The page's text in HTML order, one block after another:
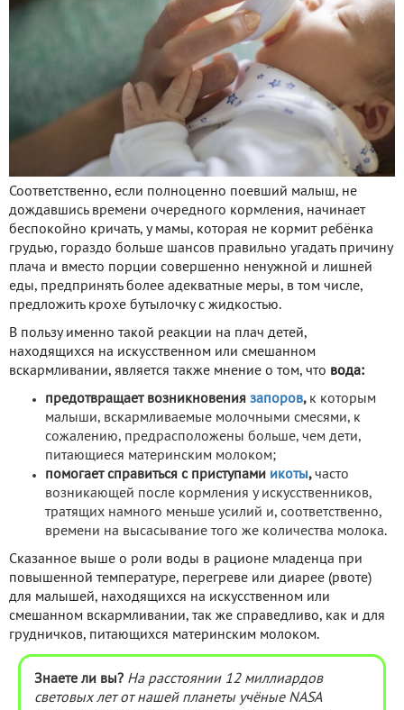
Соответственно, если полноценно поевший малыш, не
дождавшись времени очередного кормления, начинает
беспокойно кричать, у мамы, которая не кормит ребёнка
грудью, гораздо больше шансов правильно угадать причину
плача и вместо порции совершенно ненужной и лишней
еды, предпринять более адекватные меры, в том числе,
предложить крохе бутылочку с жидкостью.
В пользу именно такой реакции на плач детей,
находящихся на искусственном или смешанном
вскармливании, является также мнение о том, что вода:
предотвращает возникновения запоров,к которым
малыши, вскармливаемые молочными смесями, к
сожалению, предрасположены больше, чем дети,
питающиеся материнским молоком;
помогает справиться с приступами икоты,часто
возникающей после кормления у искусственников,
тратящих намного меньше усилий и, соответственно,
времени на высасывание того же количества молока.
Сказанное выше о роли воды в рационе младенца при
повышенной температуре, перегреве или диарее (рвоте)
для малышей, находящихся на искусственном или
смешанном вскармливании, так же справедливо, как и для
грудничков, питающихся материнским молоком.
Знаете ли вы? На расстоянии 12 миллиардов
световых лет от нашей планеты учёные NASA